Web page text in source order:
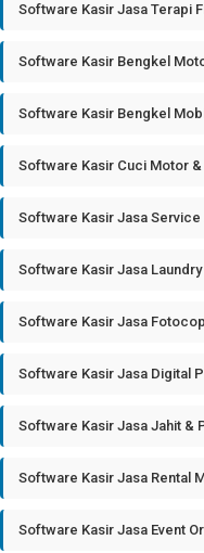
Software Kasir Jasa Terapi
Software Kasir Bengkel
Software Kasir Bengkel
Software Kasir Cuci Motor &
Software Kasir Jasa Service
Software Kasir Jasa Laundry
Software Kasir Jasa
Software Kasir Jasa Digital
Software Kasir Jasa Jahit &
Software Kasir Jasa Rental
Software Kasir Jasa Event